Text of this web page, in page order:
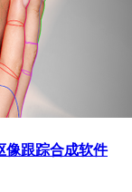
像跟踪合成软件